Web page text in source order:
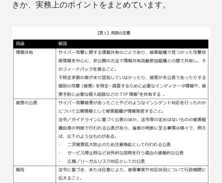
きか、実務上のポイントをまとめています。